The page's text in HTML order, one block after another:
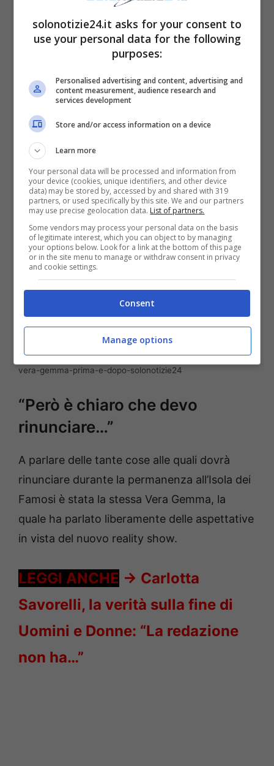
vera-gemma-prima-e-dopo-solonotizie24
“Però è chiaro che devo
rinunciare…”
A parlare delle tante cose alle quali dovrà
rinunciare durante la permanenza all’Isola dei
Famosi è stata la stessa Vera Gemma, la
quale ha parlato liberamente delle aspettative
in vista del nuovo reality show.
LEGGI ANCHE -> Carlotta
Savorelli, la verità sulla fine di
Uomini e Donne: “La redazione
non ha…”
solonotizie24.it asks for your consent to
use your personal data for the following
purposes:
Personalised advertising and content, advertising and
content measurement, audience research and
services development
Store and/or access information on a device
Learn more
Your personal data will be processed and information from
your device (cookies, unique identifiers, and other device
data) may be stored by, accessed by and shared with 319
partners, or used specifically by this site. We and our partners
may use precise geolocation data. List of partners.
Some vendors may process your personal data on the basis
of legitimate interest, which you can object to by managing
your options below. Look for a link at the bottom of this page
or in the site menu to manage or withdraw consent in privacy
and cookie settings.
Consent
Manage options